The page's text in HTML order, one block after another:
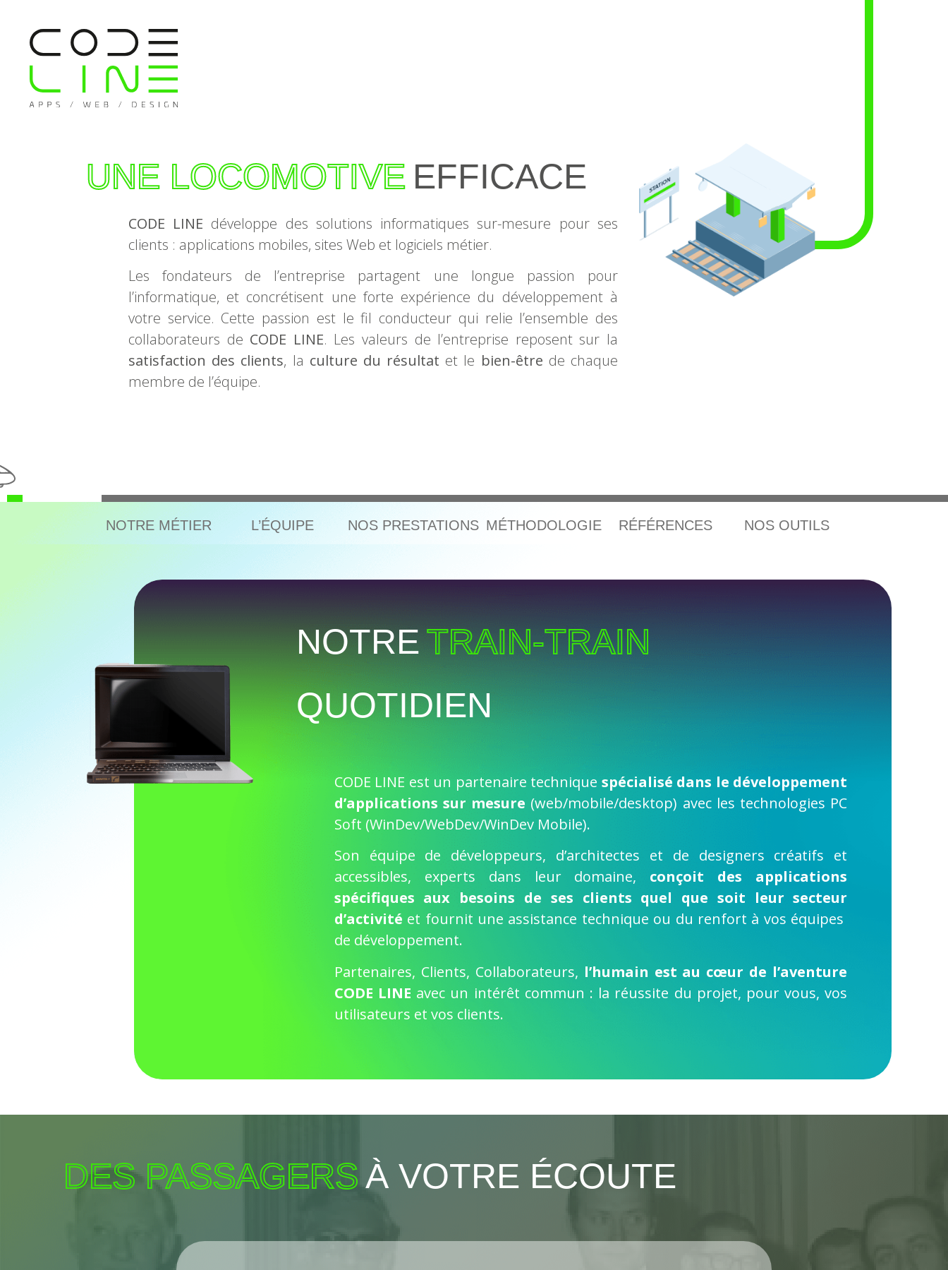
UNE LOCOMOTIVE EFFICACE
CODE LINE développe des solutions informatiques sur-mesure pour ses
clients : applications mobiles, sites Web et logiciels métier.
Les fondateurs de l’entreprise partagent une longue passion pour
l’informatique, et concrétisent une forte expérience du développement à
votre service. Cette passion est le fil conducteur qui relie l’ensemble des
collaborateurs de CODE LINE. Les valeurs de l’entreprise reposent sur la
satisfaction des clients, la culture du résultat et le bien-être de chaque
membre de l’équipe.
NOTRE MÉTIER L’ÉQUIPE NOS PRESTATIONS MÉTHODOLOGIE RÉFÉRENCES NOS OUTILS
NOTRETRAIN-TRAIN
QUOTIDIEN
CODE LINE est un partenaire technique spécialisé dans le développement
d’applications sur mesure (web/mobile/desktop) avec les technologies PC
Soft (WinDev/WebDev/WinDev Mobile).
Son équipe de développeurs, d’architectes et de designers créatifs et
accessibles, experts dans leur domaine, conçoit des applications
spécifiques aux besoins de ses clients quel que soit leur secteur
d’activité et fournit une assistance technique ou du renfort à vos équipes
de développement.
Partenaires, Clients, Collaborateurs, l’humain est au cœur de l’aventure
CODE LINE avec un intérêt commun : la réussite du projet, pour vous, vos
utilisateurs et vos clients.
DES PASSAGERSÀ VOTRE ÉCOUTE